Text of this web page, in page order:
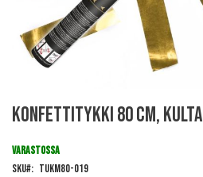
to
beginning
Konfettitykki 80 cm, kulta
VARASTOSSA
SKU
TUKM80-019